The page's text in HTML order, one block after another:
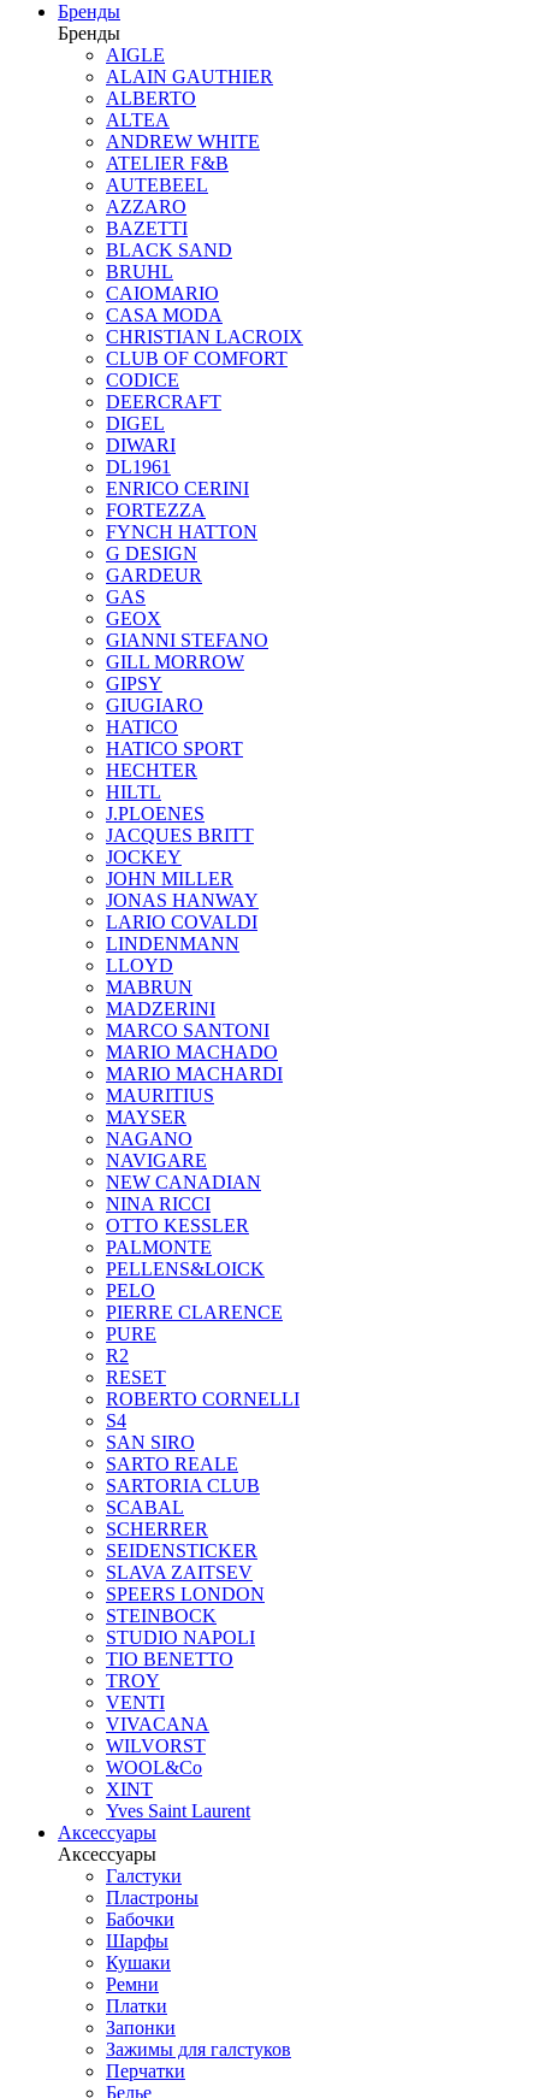
Бренды
Бренды
AIGLE
ALAIN GAUTHIER
ALBERTO
ALTEA
ANDREW WHITE
ATELIER F&B
AUTEBEEL
AZZARO
BAZETTI
BLACK SAND
BRUHL
CAIOMARIO
CASA MODA
CHRISTIAN LACROIX
CLUB OF COMFORT
CODICE
DEERCRAFT
DIGEL
DIWARI
DL1961
ENRICO CERINI
FORTEZZA
FYNCH HATTON
G DESIGN
GARDEUR
GAS
GEOX
GIANNI STEFANO
GILL MORROW
GIPSY
GIUGIARO
HATICO
HATICO SPORT
HECHTER
HILTL
J.PLOENES
JAСQUES BRITT
JOCKEY
JOHN MILLER
JONAS HANWAY
LARIO COVALDI
LINDENMANN
LLOYD
MABRUN
MADZERINI
MARCO SANTONI
MARIO MACHADO
MARIO MACHARDI
MAURITIUS
MAYSER
NAGANO
NAVIGARE
NEW CANADIAN
NINA RICCI
OTTO KESSLER
PALMONTE
PELLENS&LOICK
PELO
PIERRE CLARENCE
PURE
R2
RESET
ROBERTO CORNELLI
S4
SAN SIRO
SARTO REALE
SARTORIA CLUB
SCABAL
SCHERRER
SEIDENSTICKER
SLAVA ZAITSEV
SPEERS LONDON
STEINBOCK
STUDIO NAPOLI
TIO BENETTO
TROY
VENTI
VIVACANA
WILVORST
WOOL&Co
XINT
Yves Saint Laurent
Аксессуары
Аксессуары
Галстуки
Пластроны
Бабочки
Шарфы
Кушаки
Ремни
Платки
Запонки
Зажимы для галстуков
Перчатки
Белье